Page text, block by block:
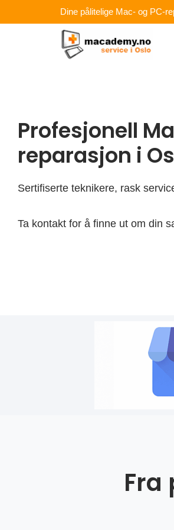
rett
Dine pålitelige Mac- og PC-
Profesjonell
reparasjon i
Sertifiserte teknikere, rask
Ta kontakt for å finne ut om din
Fra